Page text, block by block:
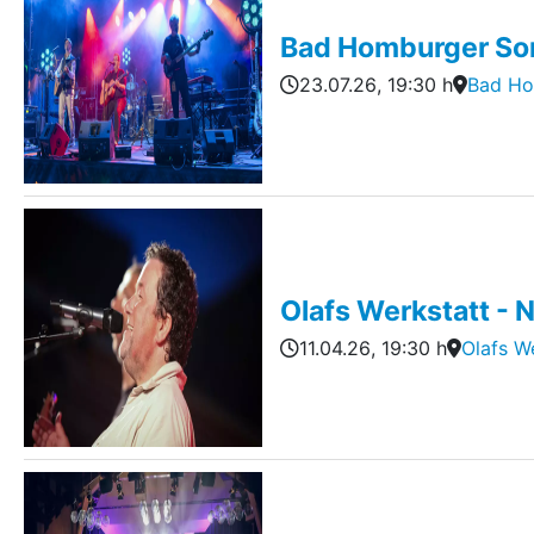
Bad Homburger
23.07.26, 19:30 h Bad
Olafs Werkstatt -
11.04.26, 19:30 h Olafs